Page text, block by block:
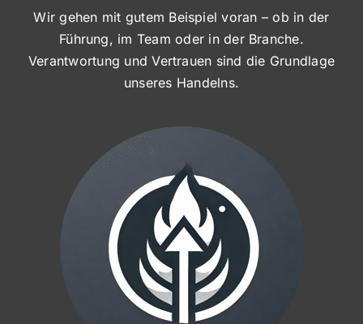
Wir gehen mit gutem Beispiel voran – ob in der
Führung, im Team oder in der Branche.
Verantwortung und Vertrauen sind die Grundlage
unseres Handelns.